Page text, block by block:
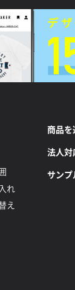
れ
え
商品を
法人対
サンプ